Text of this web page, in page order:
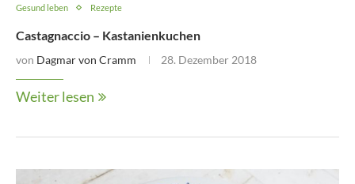
Gesund leben Rezepte
Castagnaccio – Kastanienkuchen
von Dagmar von Cramm 28. Dezember 2018
Weiter lesen